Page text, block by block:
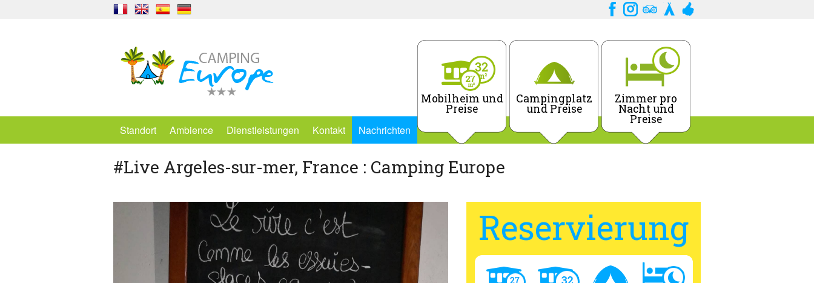
Standort Ambience Dienstleistungen Kontakt Nachrichten
Mobilheim und
Preise
Campingplatz
und Preise
Zimmer pro
Nacht und
Preise
#Live Argeles-sur-mer, France : Camping Europe
Reservierung